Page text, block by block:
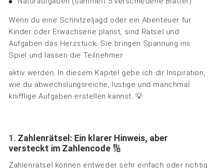
Wenn du eine Schnitzeljagd oder ein Abenteuer für
Kinder oder Erwachsene planst, sind Rätsel und
Aufgaben das Herzstück. Sie bringen Spannung ins
Spiel und lassen die Teilnehmer
aktiv werden. In diesem Kapitel gebe ich dir Inspiration,
wie du abwechslungsreiche, lustige und manchmal
knifflige Aufgaben erstellen kannst. 💡
1. Zahlenrätsel: Ein klarer Hinweis, aber
versteckt im Zahlencode 🔢
Zahlenrätsel können entweder sehr einfach oder richtig